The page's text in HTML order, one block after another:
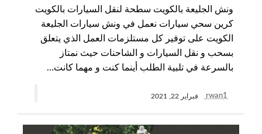
ونش الجليعة بالكويت سطحة لنقل السيارات بالكويت
كرين سحي سيارات نعمل في ونش سيارات الجليعة
الكويت على توفير كل مستلزمات العمل الذي يتعلق
بسحب و نقل السيارات و الشاحنات حيث نمتاز
بالسرعة في تلبية الطلب أينما كنت و مهما كانت…
rwan1 فبراير 22, 2021